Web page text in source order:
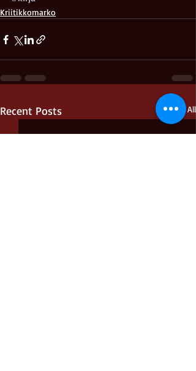
Kriitikkomarko
Recent Posts See All